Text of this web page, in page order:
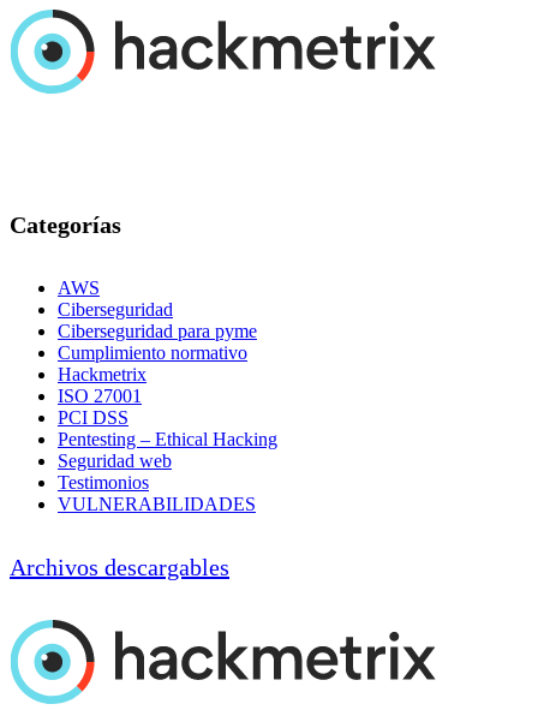
Categorías
AWS
Ciberseguridad
Ciberseguridad para pyme
Cumplimiento normativo
Hackmetrix
ISO 27001
PCI DSS
Pentesting – Ethical Hacking
Seguridad web
Testimonios
VULNERABILIDADES
Archivos descargables